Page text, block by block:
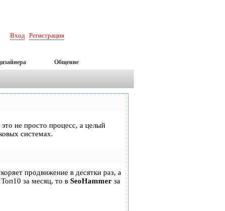
Вход Регистрация
Общение
не просто процесс, а целый
системах.
продвижение в десятки раз, а
за месяц, то в SeoHammer за